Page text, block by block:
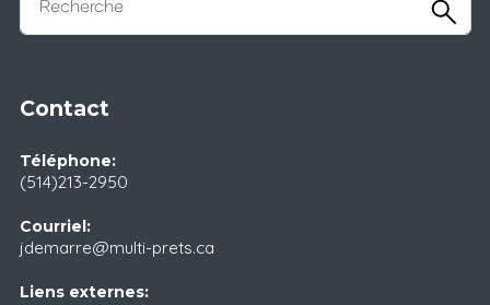
Contact
Téléphone:
(514)213-2950
Courriel:
jdemarre@multi-prets.ca
Liens externes: